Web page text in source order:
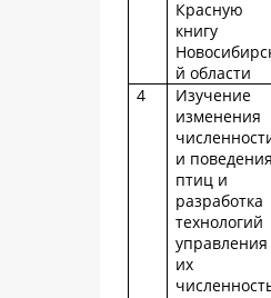
Красную
книгу
й области
4
Изучение
изменения
и поведения
птиц и
разработка
технологий
управления
их